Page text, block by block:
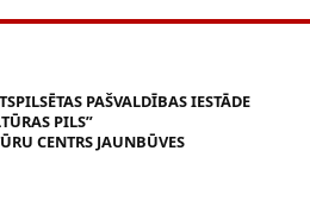
PAŠVALDĪBAS IESTĀDE
PILS”
CENTRS JAUNBŪVES